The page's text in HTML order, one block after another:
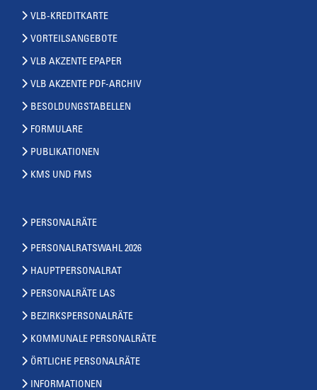
VLB-KREDITKARTE
VORTEILSANGEBOTE
VLB AKZENTE EPAPER
VLB AKZENTE PDF-ARCHIV
BESOLDUNGSTABELLEN
FORMULARE
PUBLIKATIONEN
KMS UND FMS
PERSONALRÄTE
PERSONALRATSWAHL 2026
HAUPTPERSONALRAT
PERSONALRÄTE LAS
BEZIRKSPERSONALRÄTE
KOMMUNALE PERSONALRÄTE
ÖRTLICHE PERSONALRÄTE
INFORMATIONEN